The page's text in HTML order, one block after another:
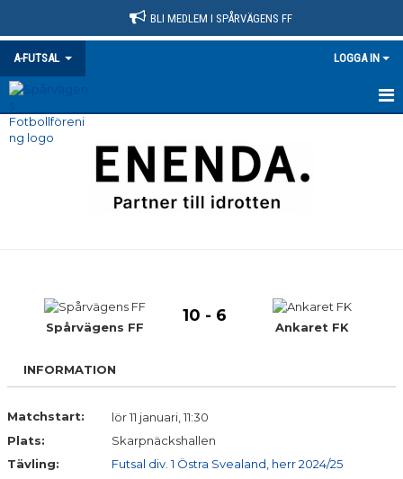
BLI MEDLEM I SPÅRVÄGENS FF
A-FUTSAL LOGGA IN
HEM
BILDGALLERI
DOKUMENT
Spårvägens FF
10 - 6
Ankaret FK
INFORMATION
Matchstart:
lör 11 januari, 11:30
Plats:
Skarpnäckshallen
Tävling:
Futsal div. 1 Östra Svealand, herr 2024/25